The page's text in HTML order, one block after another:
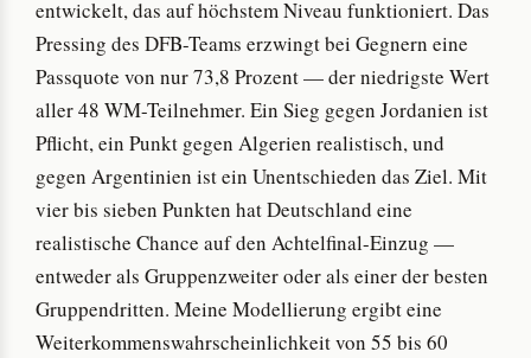
entwickelt, das auf höchstem Niveau funktioniert. Das
Pressing des DFB-Teams erzwingt bei Gegnern eine
Passquote von nur 73,8 Prozent — der niedrigste Wert
aller 48 WM-Teilnehmer. Ein Sieg gegen Jordanien ist
Pflicht, ein Punkt gegen Algerien realistisch, und
gegen Argentinien ist ein Unentschieden das Ziel. Mit
vier bis sieben Punkten hat Deutschland eine
realistische Chance auf den Achtelfinal-Einzug —
entweder als Gruppenzweiter oder als einer der besten
Gruppendritten. Meine Modellierung ergibt eine
Weiterkommenswahrscheinlichkeit von 55 bis 60